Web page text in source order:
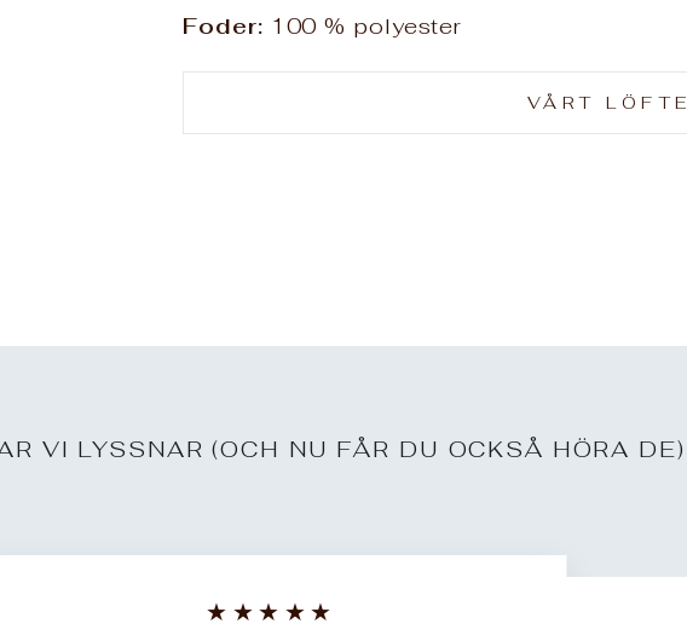
Foder: 100 % polyester
VÅRT LÖFTE
VI LYSSNAR (OCH NU FÅR DU OCKSÅ HÖRA DE)
★★★★★